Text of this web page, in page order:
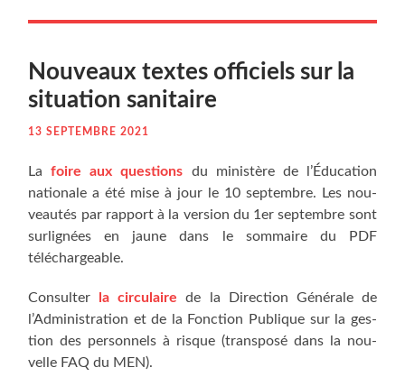
Nou­veaux textes offi­ciels sur la
situa­tion sanitaire
13 SEPTEMBRE 2021
Lafoire aux ques­tions du minis­tère de l’É­du­ca­tion
natio­nale a été mise à jour le 10 sep­tembre. Les nou­
veau­tés par rap­port à la ver­sion du 1er sep­tembre sont
sur­li­gnées en jaune dans le som­maire du PDF
téléchargeable.
Consul­ter la cir­cu­laire de la Direc­tion Géné­rale de
l’Ad­mi­nis­tra­tion et de la Fonc­tion Publique sur la ges­
tion des per­son­nels à risque (trans­po­sé dans la nou­
velle FAQ du MEN).